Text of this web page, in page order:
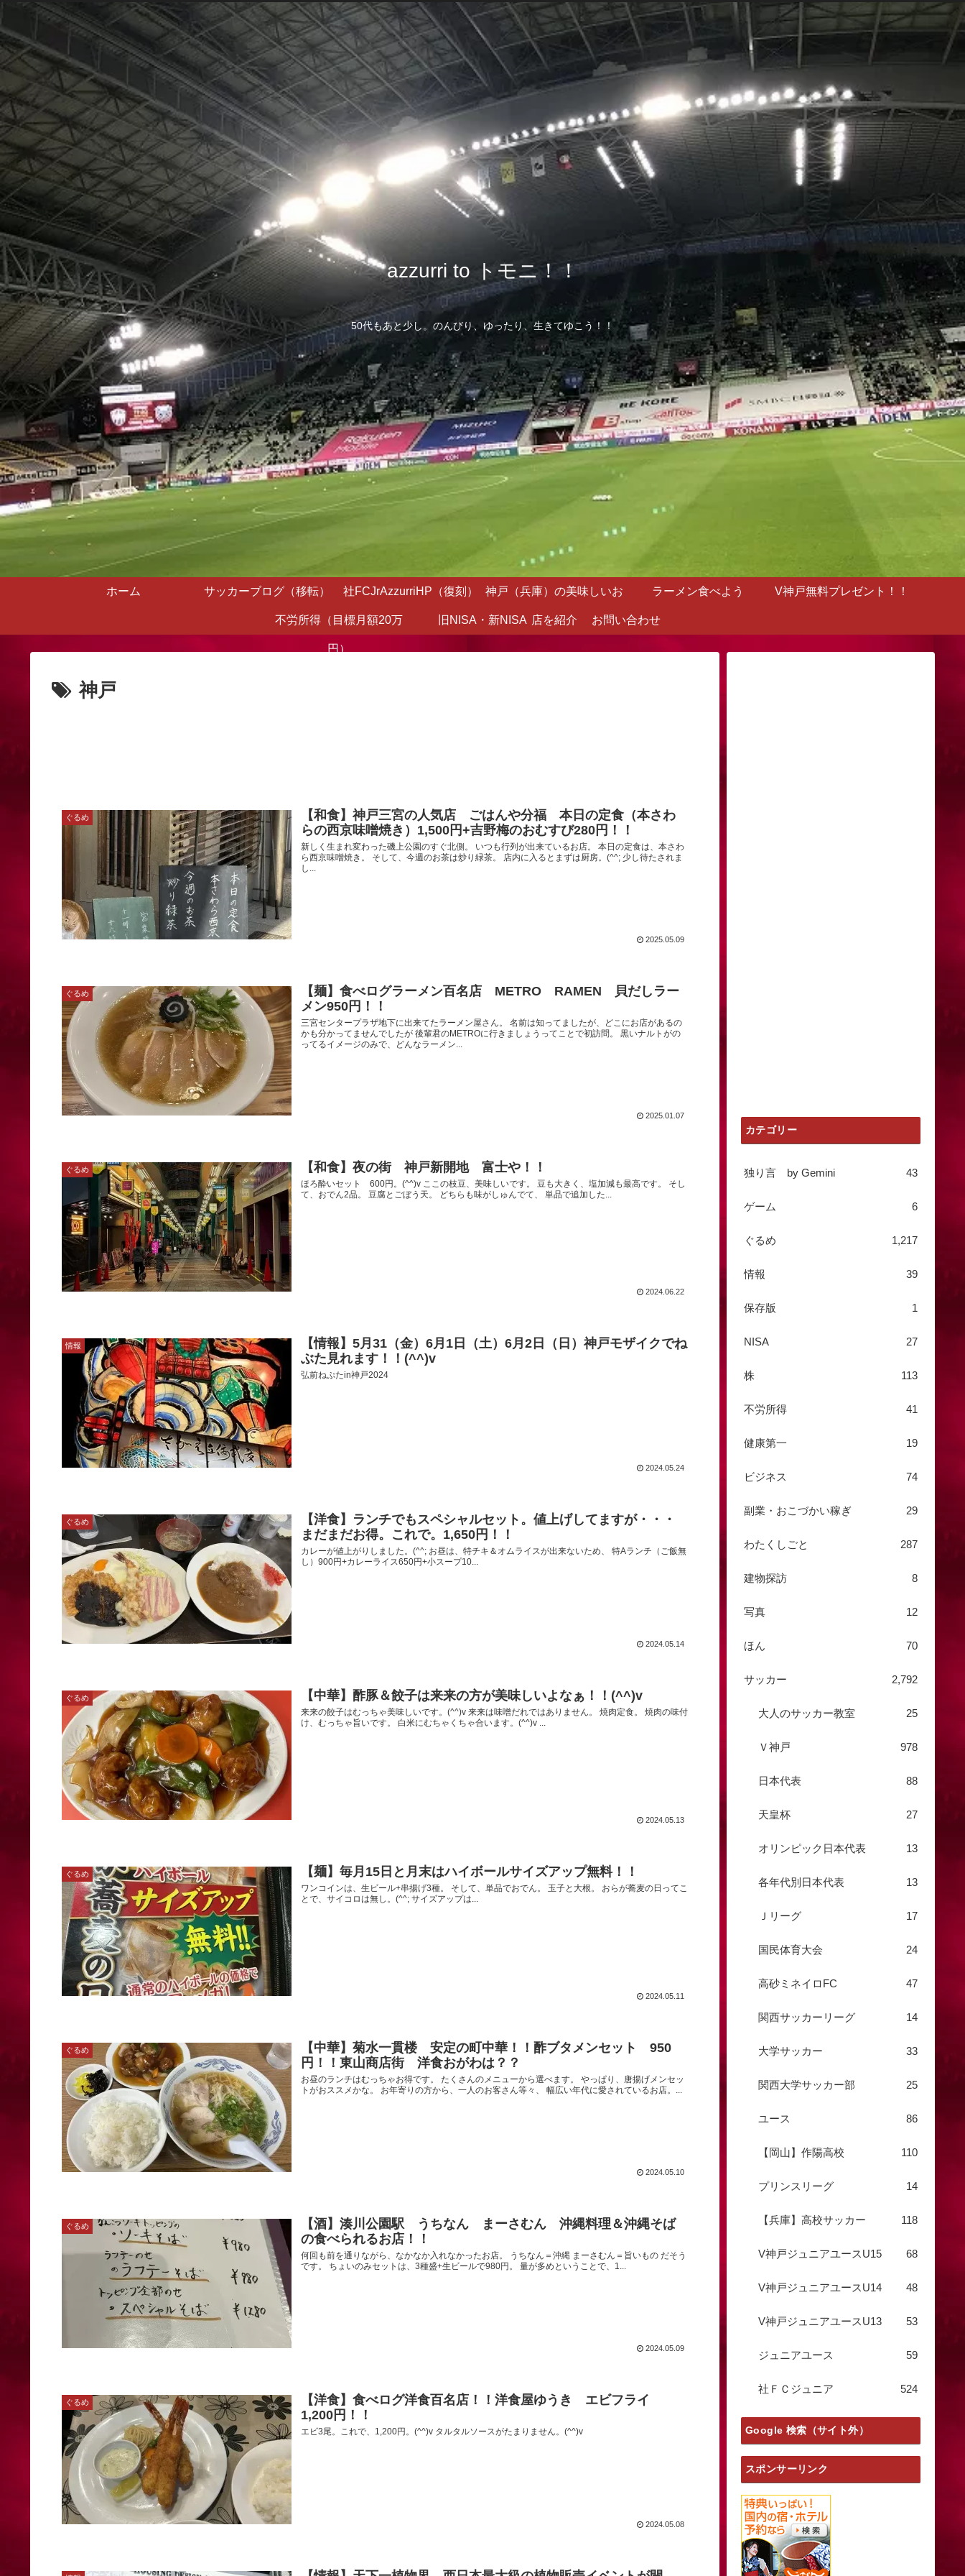
azzurri to トモニ！！
50代もあと少し。のんびり、ゆったり、生きてゆこう！！
ホーム サッカーブログ（移転） 社FCJrAzzurriHP（復刻） 神戸（兵庫）の美味しいお
店を紹介
ラーメン食べよう V神戸無料プレゼント！！
不労所得（目標月額20万
円）
旧NISA・新NISA お問い合わせ
神戸
ぐるめ
【和食】神戸三宮の人気店 ごはんや分福 本日の定食（本さわ
らの西京味噌焼き）1,500円+吉野梅のおむすび280円！！
新しく生まれ変わった磯上公園のすぐ北側。 いつも行列が出来ているお店。 本日の定食は、本さわ
ら西京味噌焼き。 そして、今週のお茶は炒り緑茶。 店内に入るとまずは厨房。(^^; 少し待たされま
し...
2025.05.09
ぐるめ
【麺】食べログラーメン百名店 METRO RAMEN 貝だしラー
メン950円！！
三宮センタープラザ地下に出来てたラーメン屋さん。 名前は知ってましたが、どこにお店があるの
かも分かってませんでしたが 後輩君のMETROに行きましょうってことで初訪問。 黒いナルトがの
ってるイメージのみで、どんなラーメン...
2025.01.07
ぐるめ 【和食】夜の街 神戸新開地 富士や！！
ほろ酔いセット 600円。(^^)v ここの枝豆、美味しいです。 豆も大きく、塩加減も最高です。 そし
て、おでん2品。 豆腐とごぼう天。 どちらも味がしゅんでて、 単品で追加した...
2024.06.22
情報
【情報】5月31（金）6月1日（土）6月2日（日）神戸モザイクでね
ぶた見れます！！(^^)v
弘前ねぷたin神戸2024
2024.05.24
ぐるめ
【洋食】ランチでもスペシャルセット。値上げしてますが・・・
まだまだお得。これで。1,650円！！
カレーが値上がりしました。(^^; お昼は、特チキ＆オムライスが出来ないため、 特Aランチ（ご飯無
し）900円+カレーライス650円+小スープ10...
2024.05.14
ぐるめ 【中華】酢豚＆餃子は来来の方が美味しいよなぁ！！(^^)v
来来の餃子はむっちゃ美味しいです。(^^)v 来来は味噌だれではありません。 焼肉定食。 焼肉の味付
け、むっちゃ旨いです。 白米にむちゃくちゃ合います。(^^)v ...
2024.05.13
ぐるめ 【麺】毎月15日と月末はハイボールサイズアップ無料！！
ワンコインは、生ビール+串揚げ3種。 そして、単品でおでん。 玉子と大根。 おらが蕎麦の日ってこ
とで、サイコロは無し。(^^; サイズアップは...
2024.05.11
ぐるめ
【中華】菊水一貫楼 安定の町中華！！酢ブタメンセット 950
円！！東山商店街 洋食おがわは？？
お昼のランチはむっちゃお得です。 たくさんのメニューから選べます。 やっぱり、唐揚げメンセッ
トがおススメかな。 お年寄りの方から、一人のお客さん等々、 幅広い年代に愛されているお店。...
2024.05.10
ぐるめ
【酒】湊川公園駅 うちなん まーさむん 沖縄料理＆沖縄そば
の食べられるお店！！
何回も前を通りながら、なかなか入れなかったお店。 うちなん＝沖縄 まーさむん＝旨いもの だそう
です。 ちょいのみセットは、3種盛+生ビールで980円。 量が多めということで、1...
2024.05.09
ぐるめ
【洋食】食べログ洋食百名店！！洋食屋ゆうき エビフライ
1,200円！！
エビ3尾。これで、1,200円。(^^)v タルタルソースがたまりません。(^^)v
2024.05.08
カテゴリー
独り言 by Gemini 43
ゲーム 6
ぐるめ 1,217
情報 39
保存版 1
NISA 27
株 113
不労所得 41
健康第一 19
ビジネス 74
副業・おこづかい稼ぎ 29
わたくしごと 287
建物探訪 8
写真 12
ほん 70
サッカー 2,792
大人のサッカー教室 25
Ｖ神戸 978
日本代表 88
天皇杯 27
オリンピック日本代表 13
各年代別日本代表 13
Ｊリーグ 17
国民体育大会 24
高砂ミネイロFC 47
関西サッカーリーグ 14
大学サッカー 33
関西大学サッカー部 25
ユース 86
【岡山】作陽高校 110
プリンスリーグ 14
【兵庫】高校サッカー 118
V神戸ジュニアユースU15 68
V神戸ジュニアユースU14 48
V神戸ジュニアユースU13 53
ジュニアユース 59
社ＦＣジュニア 524
Google 検索（サイト外）
スポンサーリンク